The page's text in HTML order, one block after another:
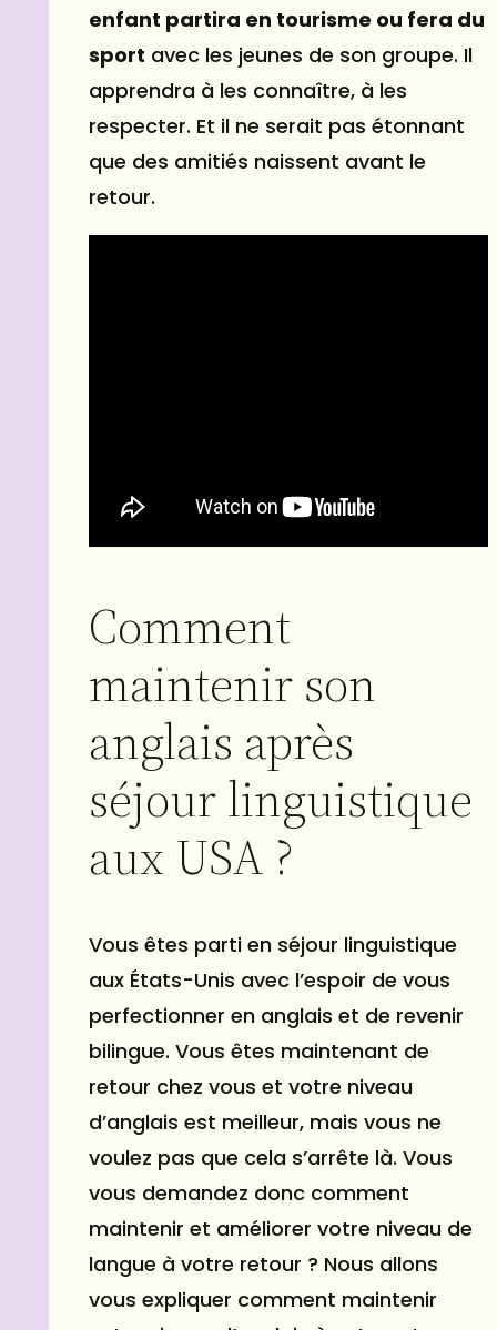
enfant partira en tourisme ou fera du
sport avec les jeunes de son groupe. Il
apprendra à les connaître, à les
respecter. Et il ne serait pas étonnant
que des amitiés naissent avant le
retour.
Comment
maintenir son
anglais après
séjour linguistique
aux USA ?
Vous êtes parti en séjour linguistique
aux États-Unis avec l’espoir de vous
perfectionner en anglais et de revenir
bilingue. Vous êtes maintenant de
retour chez vous et votre niveau
d’anglais est meilleur, mais vous ne
voulez pas que cela s’arrête là. Vous
vous demandez donc comment
maintenir et améliorer votre niveau de
langue à votre retour ? Nous allons
vous expliquer comment maintenir